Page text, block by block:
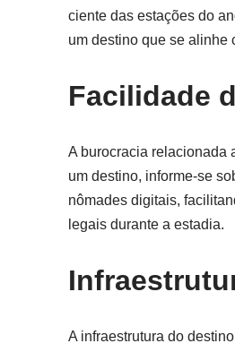
ciente das estações do
um destino que se alinhe
Facilidade
A burocracia relacionada
um destino, informe-se
nômades digitais,
legais durante a estadia.
A infraestrutura do